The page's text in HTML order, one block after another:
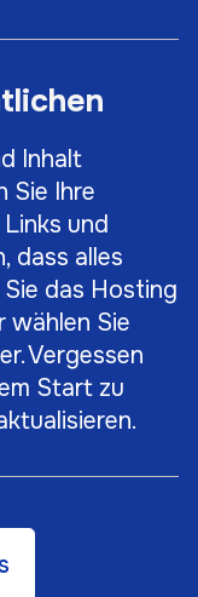
Inhalt
Sie Ihre
und
dass alles
das Hosting
wählen Sie
Vergessen
Start zu